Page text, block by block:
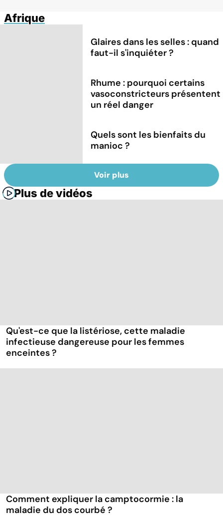
Afrique
Glaires dans les selles : quand
faut-il s'inquiéter ?
Rhume : pourquoi certains
vasoconstricteurs présentent
un réel danger
Quels sont les bienfaits du
manioc ?
Voir plus
Plus de vidéos
Qu'est-ce que la listériose, cette maladie
infectieuse dangereuse pour les femmes
enceintes ?
Comment expliquer la camptocormie : la
maladie du dos courbé ?